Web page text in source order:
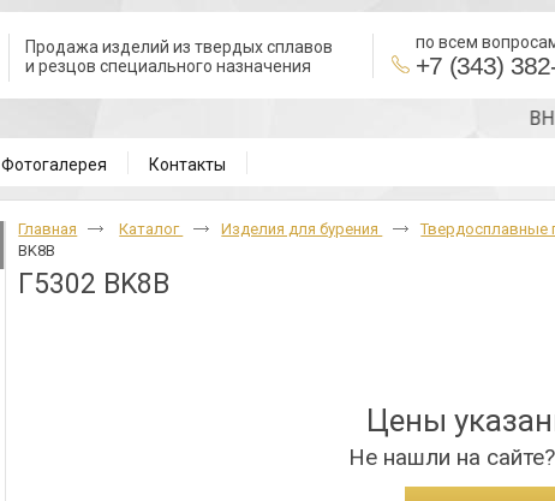
Продажа изделий из твердых сплавов
и резцов специального назначения
по всем
+7 (343)
Фотогалерея Контакты
Главная Каталог Изделия для бурения Твердосплавные
BK8B
Г5302 BK8B
Цены
Не нашли на